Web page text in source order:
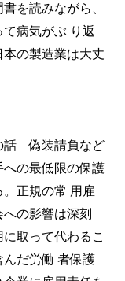
を読みながら、
病気がぶ り返
の製造業は大丈
話 偽装請負など
の最低限の保護
正規の常 用雇
の影響は深刻
取って代わるこ
だ労働 者保護